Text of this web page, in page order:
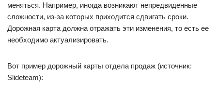
меняться. Например, иногда возникают непредвиденные
сложности, из-за которых приходится сдвигать сроки.
Дорожная карта должна отражать эти изменения, то есть ее
необходимо актуализировать.
Вот пример дорожный карты отдела продаж (источник:
Slideteam):